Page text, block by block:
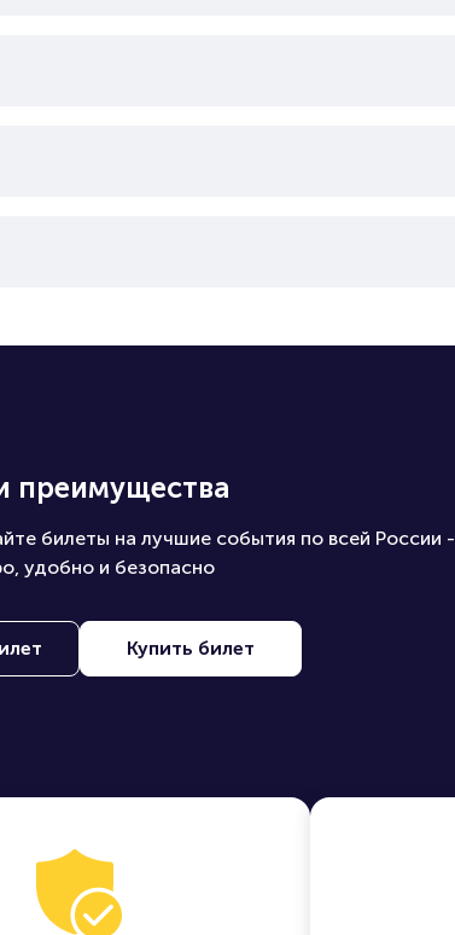
преимущества
билеты на лучшие события по всей России -
удобно и безопасно
Купить билет